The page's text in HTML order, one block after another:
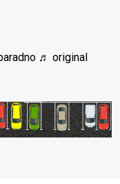
♬ original